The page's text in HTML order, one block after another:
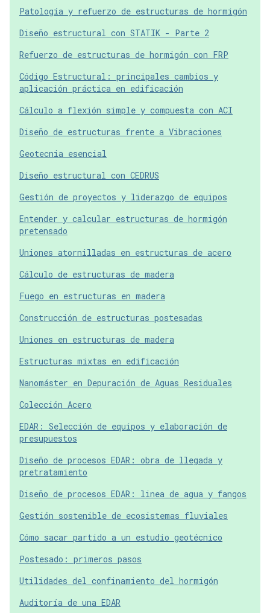
Patología y refuerzo de estructuras de hormigón
Diseño estructural con STATIK - Parte 2
Refuerzo de estructuras de hormigón con FRP
Código Estructural: principales cambios y
aplicación práctica en edificación
Cálculo a flexión simple y compuesta con ACI
Diseño de estructuras frente a Vibraciones
Geotecnia esencial
Diseño estructural con CEDRUS
Gestión de proyectos y liderazgo de equipos
Entender y calcular estructuras de hormigón
pretensado
Uniones atornilladas en estructuras de acero
Cálculo de estructuras de madera
Fuego en estructuras en madera
Construcción de estructuras postesadas
Uniones en estructuras de madera
Estructuras mixtas en edificación
Nanomáster en Depuración de Aguas Residuales
Colección Acero
EDAR: Selección de equipos y elaboración de
presupuestos
Diseño de procesos EDAR: obra de llegada y
pretratamiento
Diseño de procesos EDAR: linea de agua y fangos
Gestión sostenible de ecosistemas fluviales
Cómo sacar partido a un estudio geotécnico
Postesado: primeros pasos
Utilidades del confinamiento del hormigón
Auditoría de una EDAR